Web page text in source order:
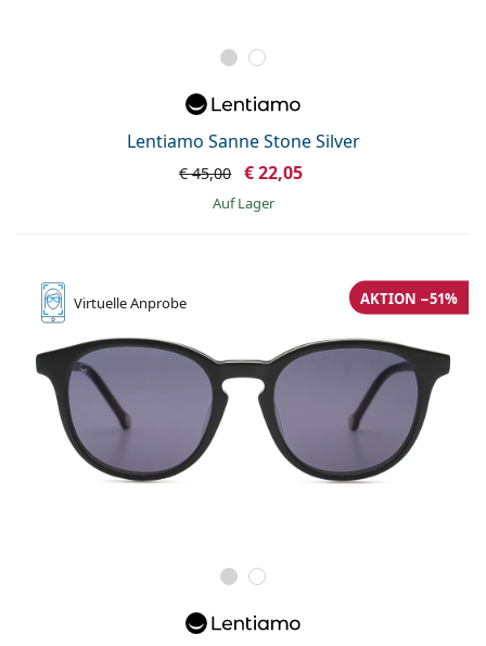
Lentiamo Sanne Stone Silver
€ 45,00 € 22,05
auf Lager
VirtuelleAnprobe AKTION −51%